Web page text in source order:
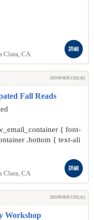
Clara, CA
詳細
2025年08月13日(水)
Fall Reads
{ font-
.bottom { text-ali
Clara, CA
詳細
2025年08月12日(火)
Workshop